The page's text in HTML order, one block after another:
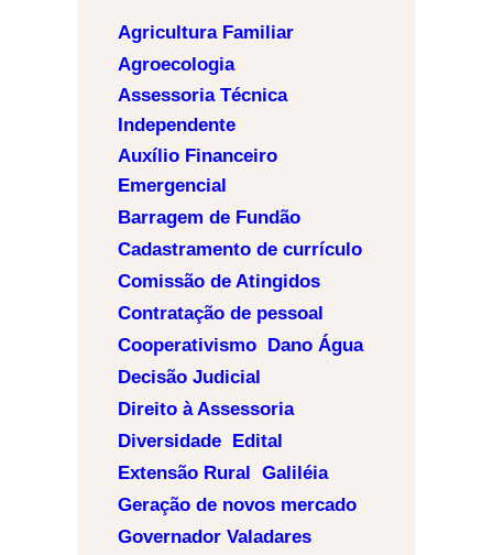
Agricultura Familiar
Agroecologia
Assessoria Técnica
Independente
Auxílio Financeiro
Emergencial
Barragem de Fundão
Cadastramento de currículo
Comissão de Atingidos
Contratação de pessoal
Cooperativismo Dano Água
Decisão Judicial
Direito à Assessoria
Diversidade Edital
Extensão Rural Galiléia
Geração de novos mercado
Governador Valadares